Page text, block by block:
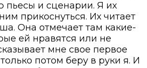
пьесы и сценарии. Я их
прикоснуться. Их читает
Она отмечает там какие-
ей нравятся или не
мне свое первое
потом беру в руки я. И